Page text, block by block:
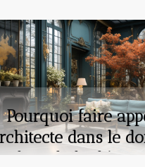
Pourquoi faire
dans le
l’art de la